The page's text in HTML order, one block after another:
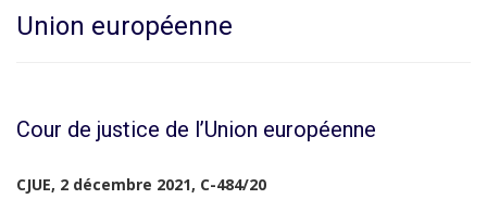
Union européenne
Cour de justice de l’Union européenne
CJUE, 2 décembre 2021, C-484/20